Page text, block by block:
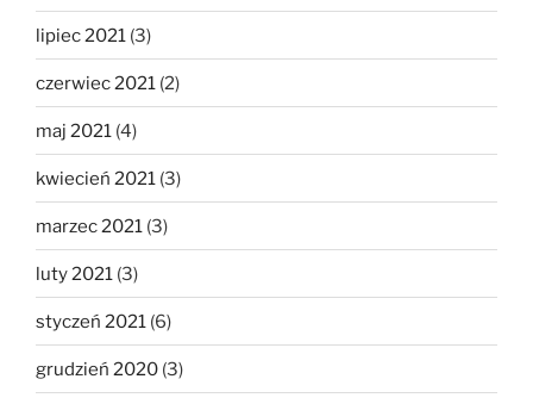
lipiec 2021 (3)
czerwiec 2021 (2)
maj 2021 (4)
kwiecień 2021 (3)
marzec 2021 (3)
luty 2021 (3)
styczeń 2021 (6)
grudzień 2020 (3)